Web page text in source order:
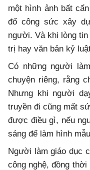
một hình ảnh bất
đổ công sức xây
người. Và khi lòng
trị hay văn bản kỷ
Có những người
chuyện riêng, rằng
Nhưng khi người
truyền đi cũng mất
được điều gì, nếu
sáng để làm hình
Người làm giáo dục
công nghệ, đồng